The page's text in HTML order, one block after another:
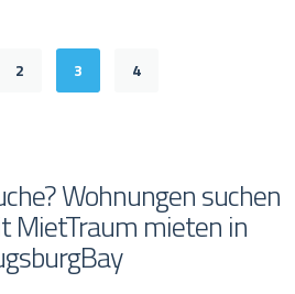
2 3 4
Wohnungen suchen
MietTraum mieten in